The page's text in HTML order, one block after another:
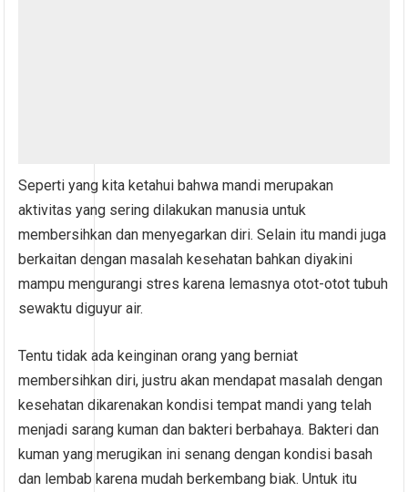
Seperti yang kita ketahui bahwa mandi merupakan
aktivitas yang sering dilakukan manusia untuk
membersihkan dan menyegarkan diri. Selain itu mandi juga
berkaitan dengan masalah kesehatan bahkan diyakini
mampu mengurangi stres karena lemasnya otot-otot tubuh
sewaktu diguyur air.
Tentu tidak ada keinginan orang yang berniat
membersihkan diri, justru akan mendapat masalah dengan
kesehatan dikarenakan kondisi tempat mandi yang telah
menjadi sarang kuman dan bakteri berbahaya. Bakteri dan
kuman yang merugikan ini senang dengan kondisi basah
dan lembab karena mudah berkembang biak. Untuk itu